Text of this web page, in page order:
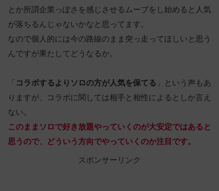
とか所謂企業っぽさを感じさせるムーブをし始めると人気
が落ちるんじゃないかなと思ってます。
なので個人的には今の路線のまま突っ走ってほしいと思う
んですが果たしてどうなるか。
「 コラボするよりソロの方が人気を保てる 」という声もあ
りますが、コラボに関しては相手と相性によるとしか言え
ない。
このままソロで好き放題やっていくのが大安定ではあると
思うので、どういう方向でやっていくのか注目です。
スポンサーリンク